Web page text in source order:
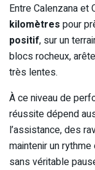
Entre Calenzana et
kilomètres pour
positif, sur un
blocs rocheux,
très lentes.
À ce niveau de
réussite dépend
l’assistance, des
maintenir un
sans véritable